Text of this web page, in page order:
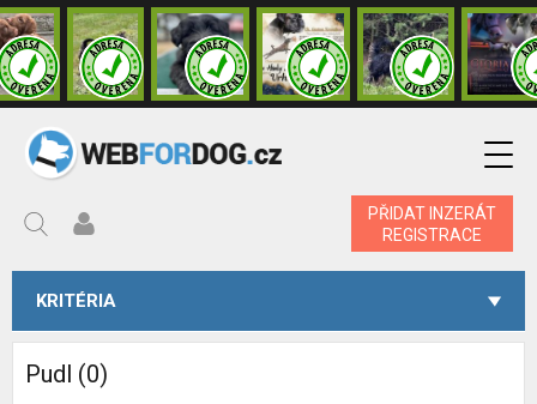
PŘIDAT INZERÁT
REGISTRACE
KRITÉRIA
Pudl (0)